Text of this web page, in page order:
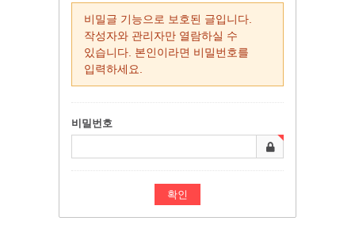
비밀글 기능으로 보호된 글입니다.
작성자와 관리자만 열람하실 수
있습니다. 본인이라면 비밀번호를
입력하세요.
비밀번호